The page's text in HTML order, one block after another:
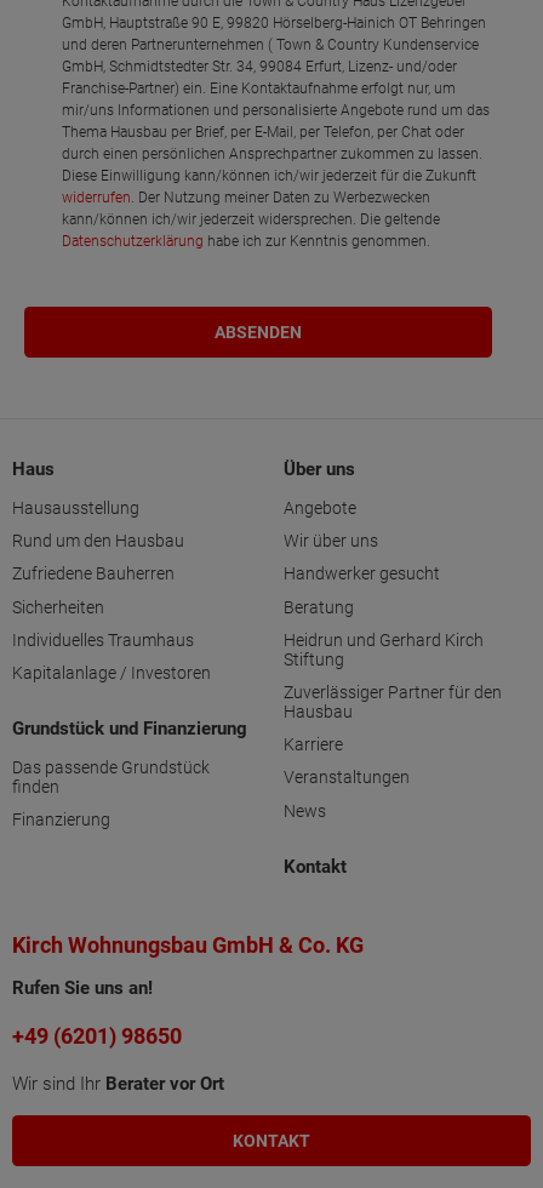
GmbH, Hauptstraße 90 E, 99820 Hörselberg-Hainich OT Behringen
und deren Partnerunternehmen ( Town & Country Kundenservice
GmbH, Schmidtstedter Str. 34, 99084 Erfurt, Lizenz- und/oder
Franchise-Partner) ein. Eine Kontaktaufnahme erfolgt nur, um
mir/uns Informationen und personalisierte Angebote rund um das
Thema Hausbau per Brief, per E-Mail, per Telefon, per Chat oder
durch einen persönlichen Ansprechpartner zukommen zu lassen.
Diese Einwilligung kann/können ich/wir jederzeit für die Zukunft
widerrufen. Der Nutzung meiner Daten zu Werbezwecken
kann/können ich/wir jederzeit widersprechen. Die geltende
Datenschutzerklärung habe ich zur Kenntnis genommen.
Haus
Hausausstellung
Rund um den Hausbau
Zufriedene Bauherren
Sicherheiten
Individuelles Traumhaus
Kapitalanlage / Investoren
Grundstück und Finanzierung
Das passende Grundstück
finden
Finanzierung
Über uns
Angebote
Wir über uns
Handwerker gesucht
Beratung
Heidrun und Gerhard Kirch
Stiftung
Zuverlässiger Partner für den
Hausbau
Karriere
Veranstaltungen
News
Kontakt
Kirch Wohnungsbau GmbH & Co. KG
Rufen Sie uns an!
+49 (6201) 98650
Wir sind Ihr Berater vor Ort
KONTAKT